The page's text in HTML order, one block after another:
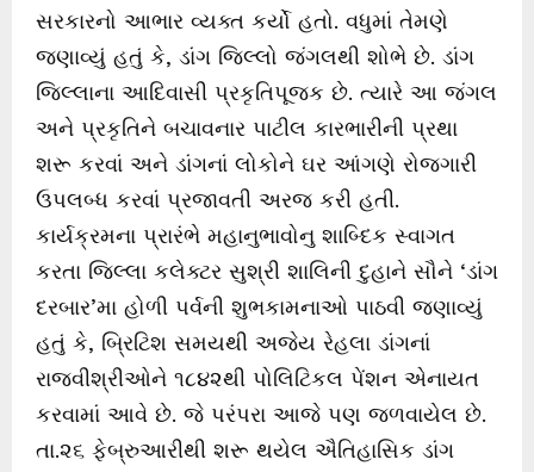
સરકારનો આભાર વ્યક્ત કર્યો હતો. વધુમાં તેમણે
જણાવ્યું હતું કે, ડાંગ જિલ્લો જંગલથી શોભે છે. ડાંગ
જિલ્લાના આદિવાસી પ્રકૃતિપૂજક છે. ત્યારે આ જંગલ
અને પ્રકૃતિને બચાવનાર પાટીલ કારભારીની પ્રથા
શરૂ કરવાં અને ડાંગનાં લોકોને ઘર આંગણે રોજગારી
ઉપલબ્ધ કરવાં પ્રજાવતી અરજ કરી હતી.
કાર્યક્રમના પ્રારંભે મહાનુભાવોનુ શાબ્દિક સ્વાગત
કરતા જિલ્લા કલેક્ટર સુશ્રી શાલિની દુહાને સૌને ‘ડાંગ
દરબાર’મા હોળી પર્વની શુભકામનાઓ પાઠવી જણાવ્યું
હતું કે, બ્રિટિશ સમયથી અજેય રેહલા ડાંગનાં
રાજવીશ્રીઓને ૧૮૪૨થી પોલિટિકલ પેંશન એનાયત
કરવામાં આવે છે. જે પરંપરા આજે પણ જળવાયેલ છે.
તા.૨૬ ફેબ્રુઆરીથી શરૂ થયેલ ઐતિહાસિક ડાંગ